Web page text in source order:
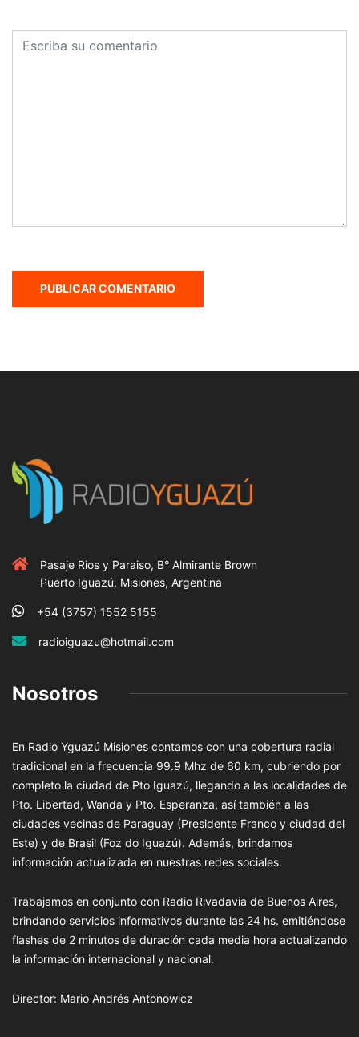
Pasaje Rios y Paraiso, B° Almirante Brown
Puerto Iguazú, Misiones, Argentina
+54 (3757) 1552 5155
radioiguazu@hotmail.com
Nosotros
En Radio Yguazú Misiones contamos con una cobertura radial
tradicional en la frecuencia 99.9 Mhz de 60 km, cubriendo por
completo la ciudad de Pto Iguazú, llegando a las localidades de
Pto. Libertad, Wanda y Pto. Esperanza, así también a las
ciudades vecinas de Paraguay (Presidente Franco y ciudad del
Este) y de Brasil (Foz do Iguazú). Además, brindamos
información actualizada en nuestras redes sociales.
Trabajamos en conjunto con Radio Rivadavia de Buenos Aires,
brindando servicios informativos durante las 24 hs. emitiéndose
flashes de 2 minutos de duración cada media hora actualizando
la información internacional y nacional.
Director: Mario Andrés Antonowicz